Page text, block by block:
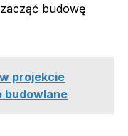
budowę
projekcie
budowlane